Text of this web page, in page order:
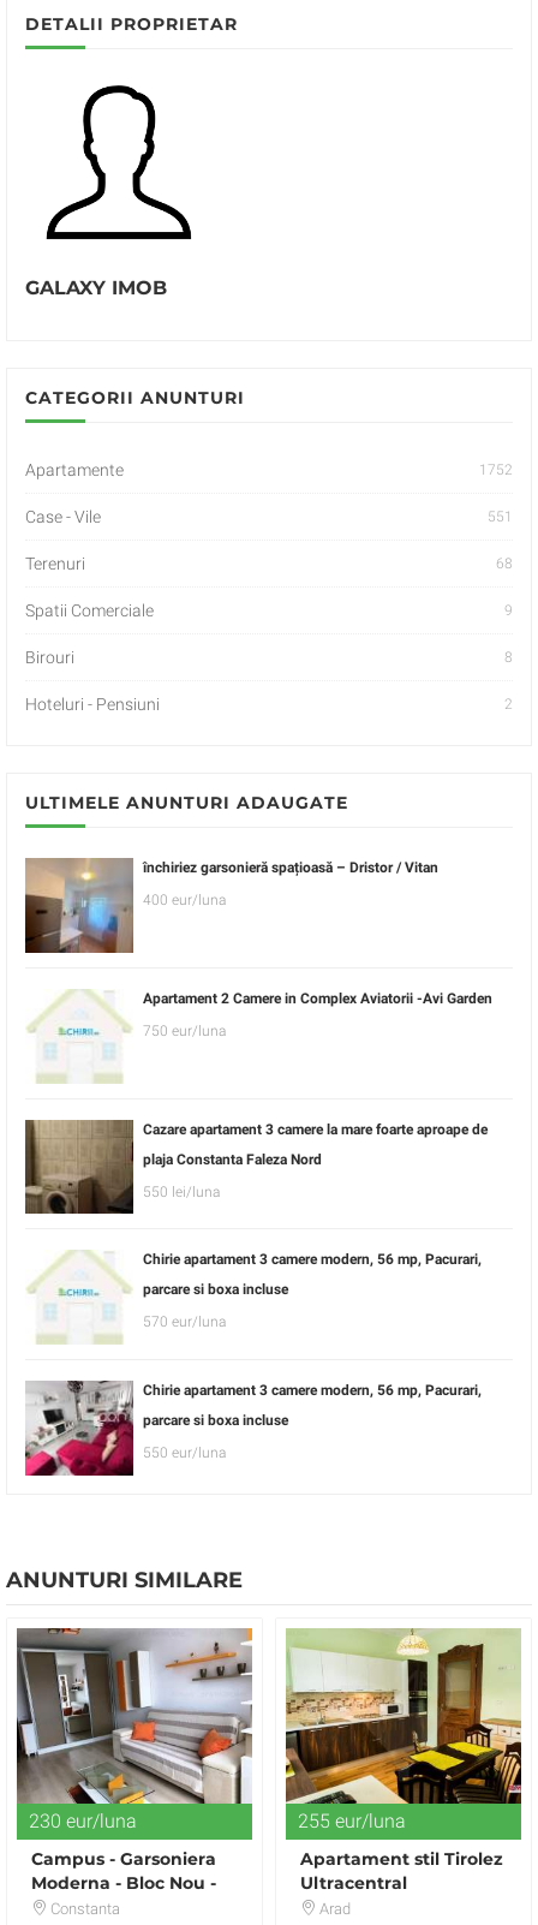
DETALII PROPRIETAR
GALAXY IMOB
CATEGORII ANUNTURI
Apartamente 1752
Case - Vile 551
Terenuri 68
Spatii Comerciale 9
Birouri 8
Hoteluri - Pensiuni 2
ULTIMELE ANUNTURI ADAUGATE
închiriez garsonieră spațioasă – Dristor / Vitan
400 eur/luna
Apartament 2 Camere in Complex Aviatorii -Avi Garden
750 eur/luna
Cazare apartament 3 camere la mare foarte aproape de
plaja Constanta Faleza Nord
550 lei/luna
Chirie apartament 3 camere modern, 56 mp, Pacurari,
parcare si boxa incluse
570 eur/luna
Chirie apartament 3 camere modern, 56 mp, Pacurari,
parcare si boxa incluse
550 eur/luna
ANUNTURI SIMILARE
230 eur/luna
Campus - Garsoniera
Moderna - Bloc Nou -
GAZE - 230 euro
Constanta
255 eur/luna
Apartament stil Tirolez
Ultracentral
Arad